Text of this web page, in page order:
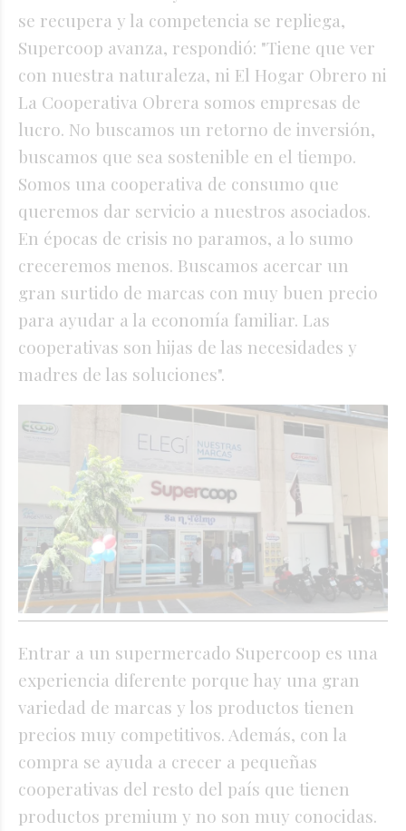
se recupera y la competencia se repliega,
Supercoop avanza, respondió: "Tiene que ver
con nuestra naturaleza, ni El Hogar Obrero ni
La Cooperativa Obrera somos empresas de
lucro. No buscamos un retorno de inversión,
buscamos que sea sostenible en el tiempo.
Somos una cooperativa de consumo que
queremos dar servicio a nuestros asociados.
En épocas de crisis no paramos, a lo sumo
creceremos menos. Buscamos acercar un
gran surtido de marcas con muy buen precio
para ayudar a la economía familiar. Las
cooperativas son hijas de las necesidades y
madres de las soluciones".
Entrar a un supermercado Supercoop es una
experiencia diferente porque hay una gran
variedad de marcas y los productos tienen
precios muy competitivos. Además, con la
compra se ayuda a crecer a pequeñas
cooperativas del resto del país que tienen
productos premium y no son muy conocidas.